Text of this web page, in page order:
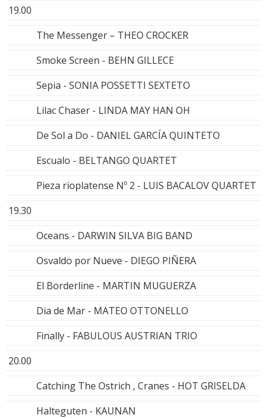
19.00
The Messenger – THEO CROCKER
Smoke Screen - BEHN GILLECE
Sepia - SONIA POSSETTI SEXTETO
Lilac Chaser - LINDA MAY HAN OH
De Sol a Do - DANIEL GARCÍA QUINTETO
Escualo - BELTANGO QUARTET
Pieza rioplatense Nº 2 - LUIS BACALOV QUARTET
19.30
Oceans - DARWIN SILVA BIG BAND
Osvaldo por Nueve - DIEGO PIÑERA
El Borderline - MARTIN MUGUERZA
Dia de Mar - MATEO OTTONELLO
Finally - FABULOUS AUSTRIAN TRIO
20.00
Catching The Ostrich , Cranes - HOT GRISELDA
Halteguten - KAUNAN